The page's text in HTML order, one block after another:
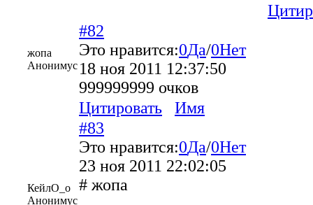
жопа
Анонимус
#82
Это нравится:0Да/0Нет
18 ноя 2011 12:37:50
999999999 очков
Цитировать
Имя
КейлО_о
Анонимус
#83
Это нравится:0Да/0Нет
23 ноя 2011 22:02:05
# жопа